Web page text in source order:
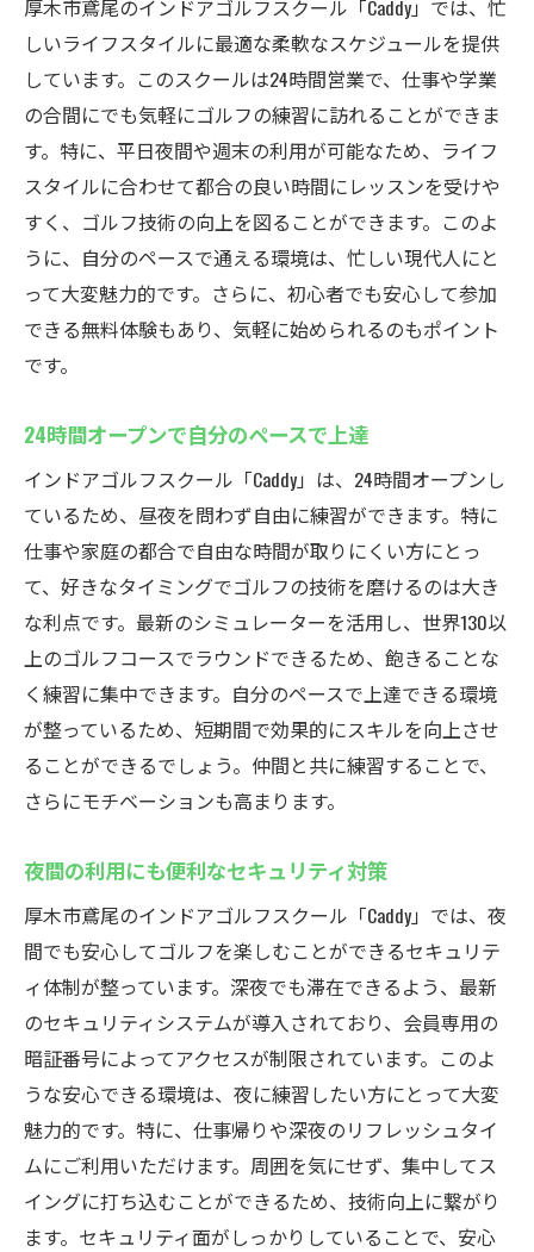
厚木市鳶尾のインドアゴルフスクール「Caddy」では、忙
しいライフスタイルに最適な柔軟なスケジュールを提供
しています。このスクールは24時間営業で、仕事や学業
の合間にでも気軽にゴルフの練習に訪れることができま
す。特に、平日夜間や週末の利用が可能なため、ライフ
スタイルに合わせて都合の良い時間にレッスンを受けや
すく、ゴルフ技術の向上を図ることができます。このよ
うに、自分のペースで通える環境は、忙しい現代人にと
って大変魅力的です。さらに、初心者でも安心して参加
できる無料体験もあり、気軽に始められるのもポイント
です。
24時間オープンで自分のペースで上達
インドアゴルフスクール「Caddy」は、24時間オープンし
ているため、昼夜を問わず自由に練習ができます。特に
仕事や家庭の都合で自由な時間が取りにくい方にとっ
て、好きなタイミングでゴルフの技術を磨けるのは大き
な利点です。最新のシミュレーターを活用し、世界130以
上のゴルフコースでラウンドできるため、飽きることな
く練習に集中できます。自分のペースで上達できる環境
が整っているため、短期間で効果的にスキルを向上させ
ることができるでしょう。仲間と共に練習することで、
さらにモチベーションも高まります。
夜間の利用にも便利なセキュリティ対策
厚木市鳶尾のインドアゴルフスクール「Caddy」では、夜
間でも安心してゴルフを楽しむことができるセキュリテ
ィ体制が整っています。深夜でも滞在できるよう、最新
のセキュリティシステムが導入されており、会員専用の
暗証番号によってアクセスが制限されています。このよ
うな安心できる環境は、夜に練習したい方にとって大変
魅力的です。特に、仕事帰りや深夜のリフレッシュタイ
ムにご利用いただけます。周囲を気にせず、集中してス
イングに打ち込むことができるため、技術向上に繋がり
ます。セキュリティ面がしっかりしていることで、安心